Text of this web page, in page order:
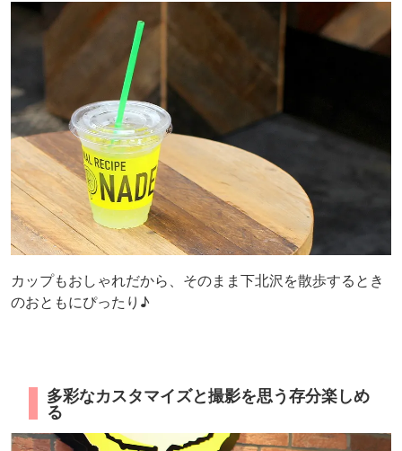
カップもおしゃれだから、そのまま下北沢を散歩するとき
のおともにぴったり♪
多彩なカスタマイズと撮影を思う存分楽しめ
る